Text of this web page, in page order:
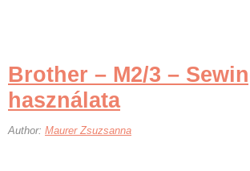
Brother – M2/3 –
használata
Author: Maurer Zsuzsanna